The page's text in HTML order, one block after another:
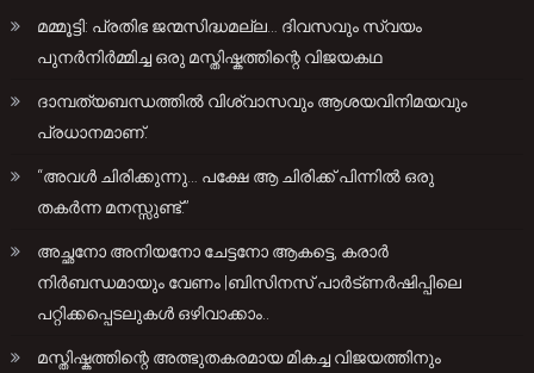
മമ്മൂട്ടി: പ്രതിഭ ജന്മസിദ്ധമല്ല… ദിവസവും സ്വയം
പുനർനിർമ്മിച്ച ഒരു മസ്തിഷ്കത്തിന്റെ വിജയകഥ
ദാമ്പത്യബന്ധത്തിൽ വിശ്വാസവും ആശയവിനിമയവും
പ്രധാനമാണ്.
“അവൾ ചിരിക്കുന്നു… പക്ഷേ ആ ചിരിക്ക് പിന്നിൽ ഒരു
തകർന്ന മനസ്സുണ്ട്.”
അച്ഛനോ അനിയനോ ചേട്ടനോ ആകട്ടെ, കരാർ
നിർബന്ധമായും വേണം |ബിസിനസ് പാർട്ണർഷിപ്പിലെ
പറ്റിക്കപ്പെടലുകൾ ഒഴിവാക്കാം..
മസ്തിഷ്കത്തിന്റെ അത്ഭുതകരമായ മികച്ച വിജയത്തിനും